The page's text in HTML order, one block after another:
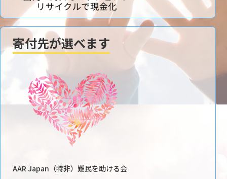
寄付先が選べます
AAR Japan（特非）難民を助ける会